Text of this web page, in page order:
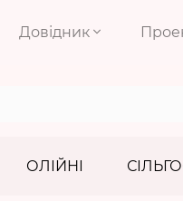
Довідник
ОЛІЙНІ